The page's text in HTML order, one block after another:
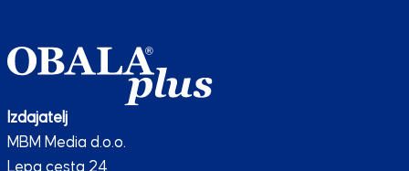
Izdajatelj
MBM Media d.o.o.
Lepa cesta 24